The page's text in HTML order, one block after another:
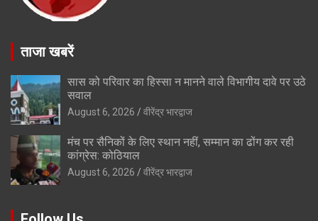
ताजा खबरें
सास को परिवार का हिस्सा न मानने वाले विभागीय दावे पर उठे
सवाल
August 6, 2026 वीरेंद्र भारद्वाज
मंच पर सैनिकों के लिए स्थान नहीं, सम्मान का ढोंग कर रही
कांग्रेस: कोठियाल
August 6, 2026 वीरेंद्र भारद्वाज